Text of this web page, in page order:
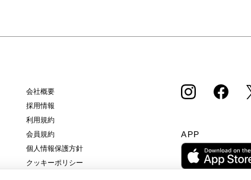
会社概要
採用情報
利用規約
会員規約
個人情報保護方針
クッキーポリシー
APP